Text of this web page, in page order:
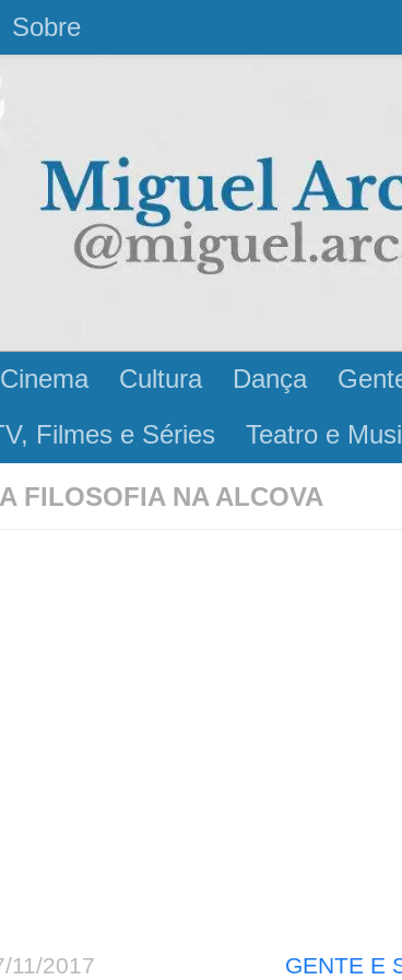
Sobre
Cinema Cultura Dança
Filmes e Séries Teatro e
A FILOSOFIA NA ALCOVA
11/2017 GENTE E